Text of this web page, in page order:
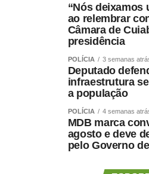
Novo, PL e MDB e afirmou que
a um consenso para caminhar
A escolha de Farina representa
hora na chapa de Wellington,
negociações envolvendo a
indicado, Maluf havia desistido
própria ao Governo pelo Novo
composição liderada pelo
Na nota desta sexta-feira, Maluf
“Nós deixamos
ao relembrar
Câmara de
presidência
POLÍCIA 3 semanas
Deputado
infraestrutura
a população
POLÍCIA 4 semanas
MDB marca
agosto e deve
pelo Governo